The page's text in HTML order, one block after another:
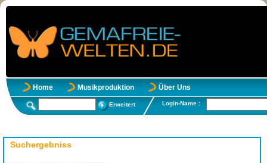
Home Musikproduktion Über Uns
Erweitert Login-Name :
Suchergebniss